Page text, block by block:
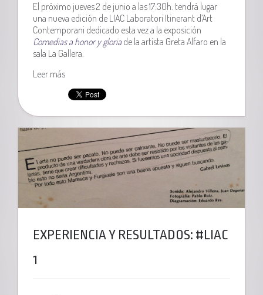
El próximo jueves 2 de junio a las 17:30h. tendrá lugar
una nueva edición de LIAC Laboratori Itinerant d’Art
Contemporani dedicado esta vez a la exposición
Comedias a honor y gloriade la artista Greta Alfaro en la
sala La Gallera.
Leer más
EXPERIENCIA Y RESULTADOS: #LIAC
1